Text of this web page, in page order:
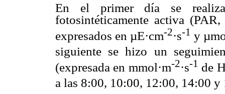
En el primer día se
fotosintéticamente activa
expresados en µE·cm-2·s-1 y
siguiente se hizo un
(expresada en mmol·m-2·s-1 de
a las 8:00, 10:00, 12:00, 14:00 y